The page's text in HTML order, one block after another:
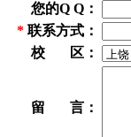
您的Q Q：
* 联系方式：
校 区：
留 言：